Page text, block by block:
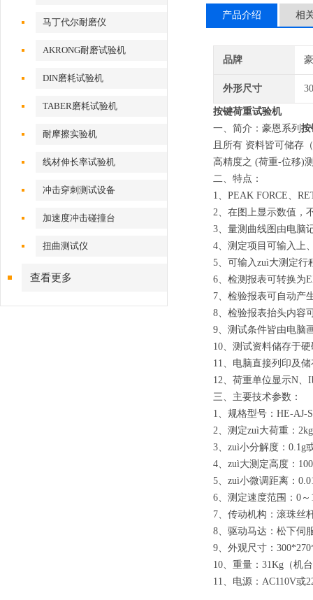
马丁代尔耐磨仪
AKRONG耐磨试验机
DIN磨耗试验机
TABER磨耗试验机
耐摩擦实验机
线材伸长率试验机
冲击穿刺测试设备
加速度冲击碰撞台
扭曲测试仪
查看更多
产品介绍 相
品牌
外形尺寸
按键荷重试验机
一、简介：豪恩系列 按
且所有 资料皆可储存
高精度之 (荷重-位移)
二、特点：
1、PEAK FORCE、
2、在图上显示数值，
3、量测曲线图由电脑
4、测定项目可输入上
5、可输入zuì大测定行
6、检测报表可转换为
7、检验报表可自动产
8、检验报表抬头内容
9、测试条件皆由电脑
10、测试资料储存于
11、电脑直接列印及
12、荷重单位显示N、
三、主要技术参数：
1、规格型号：HE-AJ-
2、测定zuì大荷重：
3、zuì小分解度：0.1g
4、zuì大测定高度：
5、zuì小微调距离：
6、测定速度范围：0～
7、传动机构：滚珠丝
8、驱动马达：松下伺
9、外观尺寸：
10、重量：31Kg（机
11、电源：AC110V或